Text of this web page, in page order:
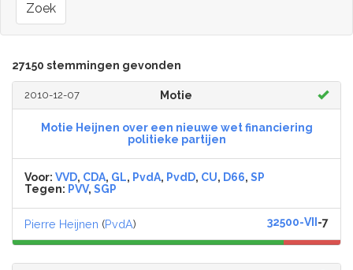
Zoek
27150 stemmingen gevonden
2010-12-07 Motie
Motie Heijnen over een nieuwe wet financiering
politieke partijen
Voor: VVD, CDA, GL, PvdA, PvdD, CU, D66, SP
Tegen: PVV, SGP
Pierre Heijnen (PvdA) 32500-VII -7